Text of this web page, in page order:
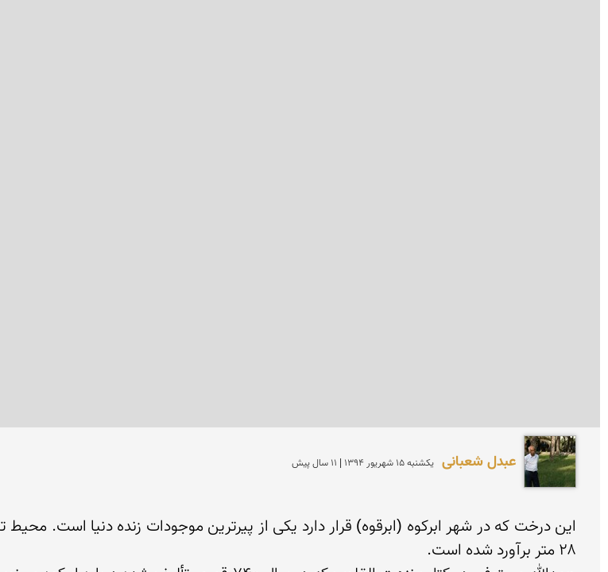
عبدل شعبانی يكشنبه 15 شهريور 1394 | 11 سال پیش